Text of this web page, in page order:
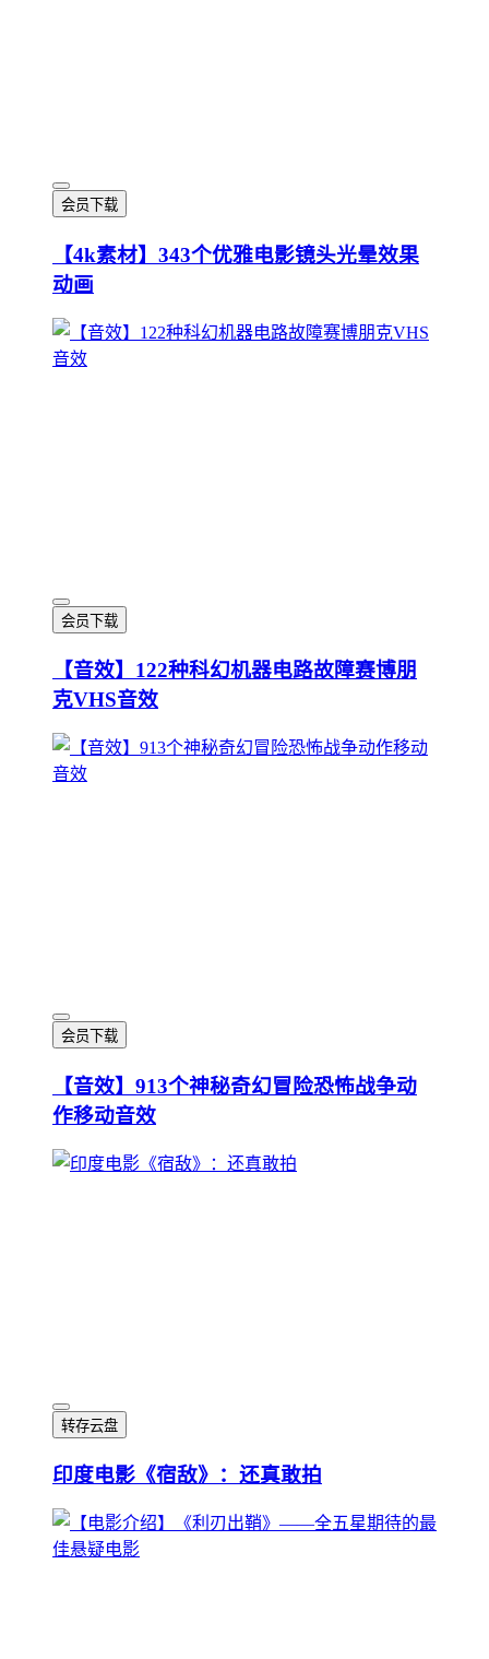
会员下载
【4k素材】343个优雅电影镜头光晕效果
动画
会员下载
【音效】122种科幻机器电路故障赛博朋
克VHS音效
会员下载
【音效】913个神秘奇幻冒险恐怖战争动
作移动音效
转存云盘
印度电影《宿敌》：还真敢拍